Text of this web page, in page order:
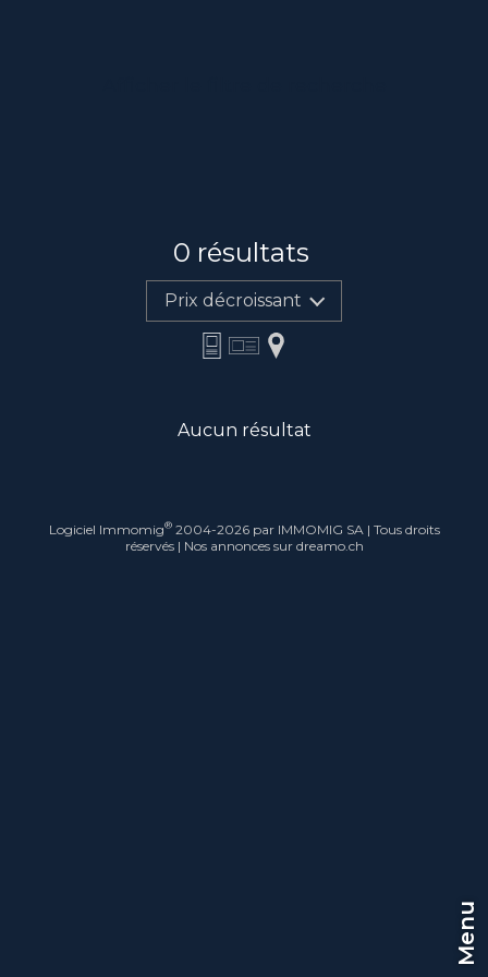
Menu
0 résultats
Prix décroissant
Aucun résultat
Logiciel Immomig®2004-2026 par IMMOMIG SA | Tous droits
réservés | Nos annonces sur dreamo.ch